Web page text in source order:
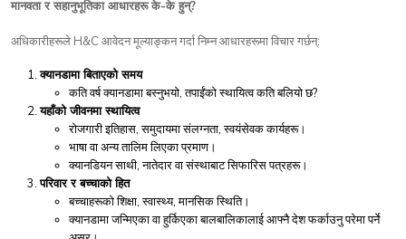
मानवता र सहानुभूतिका आधारहरू के-के हुन्?
अधिकारीहरूले H&C आवेदन मूल्याङ्कन गर्दा निम्न आधारहरूमा विचार गर्छन्:
क्यानडामा बिताएको समय
कति वर्ष क्यानडामा बस्नुभयो,तपाईंको स्थायित्व कति बलियो छ?
यहाँको जीवनमा स्थायित्व
रोजगारी इतिहास,समुदायमा संलग्नता,स्वयंसेवक कार्यहरू।
भाषा वा अन्य तालिम लिएका प्रमाण।
क्यानडियन साथी,नातेदार वा संस्थाबाट सिफारिस पत्रहरू।
परिवार र बच्चाको हित
बच्चाहरूको शिक्षा,स्वास्थ्य,मानसिक स्थिति।
क्यानडामा जन्मिएका वा हुर्किएका बालबालिकालाई आफ्नै देश फर्काउनु परेमा पर्ने